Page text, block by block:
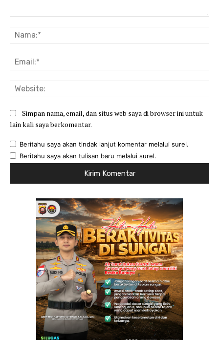
Simpan nama, email, dan situs web saya di browser ini untuk
lain kali saya berkomentar.
Beritahu saya akan tindak lanjut komentar melalui surel.
Beritahu saya akan tulisan baru melalui surel.